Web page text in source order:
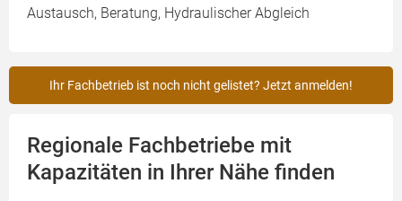
Austausch, Beratung, Hydraulischer Abgleich
Ihr Fachbetrieb ist noch nicht gelistet? Jetzt anmelden!
Regionale Fachbetriebe mit
Kapazitäten in Ihrer Nähe finden